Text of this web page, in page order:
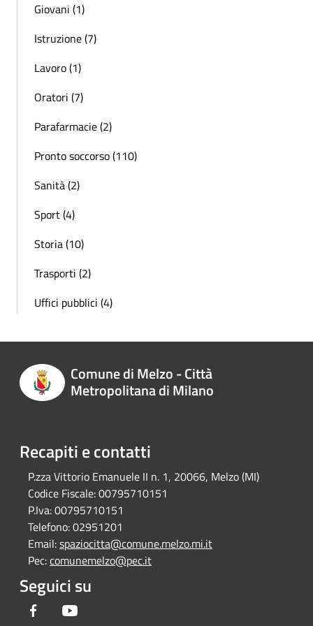
Giovani (1)
Istruzione (7)
Lavoro (1)
Oratori (7)
Parafarmacie (2)
Pronto soccorso (110)
Sanità (2)
Sport (4)
Storia (10)
Trasporti (2)
Uffici pubblici (4)
Comune di Melzo - Città
Metropolitana di Milano
Recapiti e contatti
P.zza Vittorio Emanuele II n. 1, 20066, Melzo (MI)
Codice Fiscale:00795710151
P.Iva:00795710151
Telefono:02951201
Email:spaziocitta@comune.melzo.mi.it
Pec:comunemelzo@pec.it
Seguici su
Facebook